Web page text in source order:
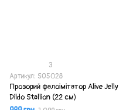
3
Артикул: SO5028
Прозорий фалоімітатор Alive Jelly
Dildo Stallion (22 см)